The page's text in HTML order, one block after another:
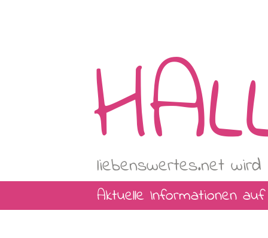
liebenswertes.net
Aktuelle Informationen